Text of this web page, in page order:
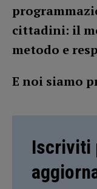
cittadini: il
metodo e
E noi siamo
Iscriviti